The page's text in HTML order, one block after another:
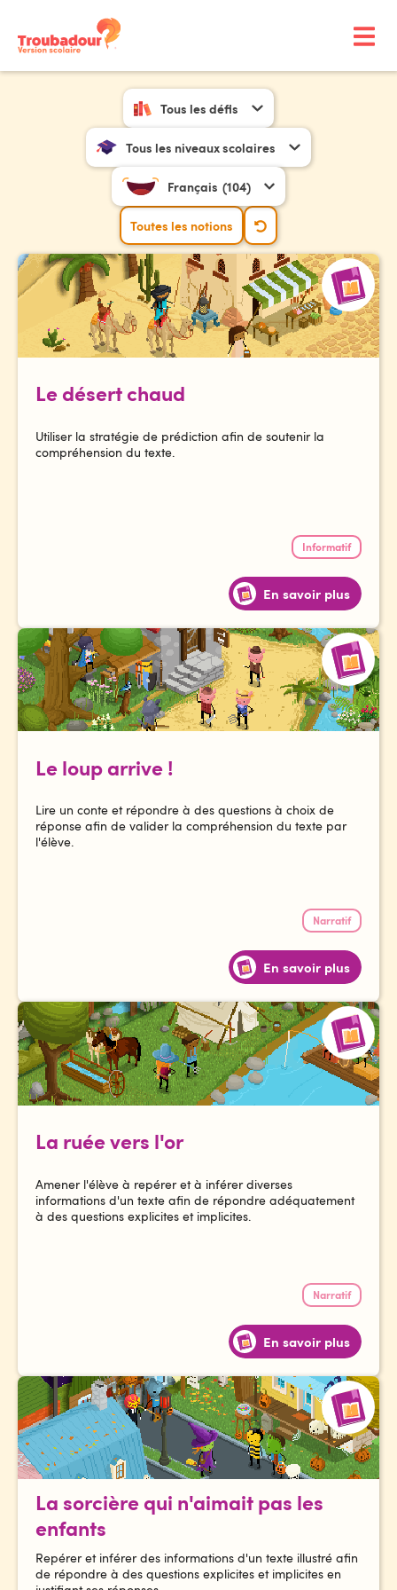
Tous les défis
Tous les niveaux scolaires
Français (104)
Toutes les notions
Le désert chaud
Utiliser la stratégie de prédiction afin de soutenir la
compréhension du texte.
Informatif
En savoir plus
Le loup arrive !
Lire un conte et répondre à des questions à choix de
réponse afin de valider la compréhension du texte par
l'élève.
Narratif
En savoir plus
La ruée vers l'or
Amener l'élève à repérer et à inférer diverses
informations d'un texte afin de répondre adéquatement
à des questions explicites et implicites.
Narratif
En savoir plus
La sorcière qui n'aimait pas les
enfants
Repérer et inférer des informations d'un texte illustré afin
de répondre à des questions explicites et implicites en